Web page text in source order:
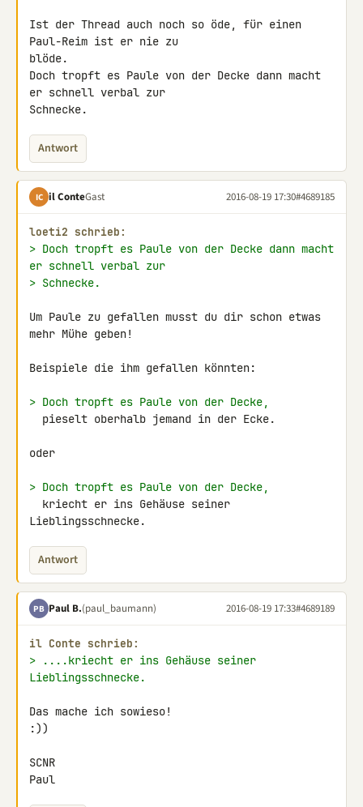
Ist der Thread auch noch so öde, für einen
Paul-Reim ist er nie zu
blöde.
Doch tropft es Paule von der Decke dann macht
er schnell verbal zur
Schnecke.
Antwort
IC il ConteGast 2016-08-19 17:30#4689185
loeti2 schrieb:
> Doch tropft es Paule von der Decke dann macht
er schnell verbal zur
> Schnecke.
Um Paule zu gefallen musst du dir schon etwas
mehr Mühe geben!
Beispiele die ihm gefallen könnten:
> Doch tropft es Paule von der Decke,
oder
> Doch tropft es Paule von der Decke,
Lieblingsschnecke.
Antwort
PB Paul B.(paul_baumann) 2016-08-19 17:33#4689189
il Conte schrieb:
> ....kriecht er ins Gehäuse seiner
Lieblingsschnecke.
Das mache ich sowieso!
:))
SCNR
Paul